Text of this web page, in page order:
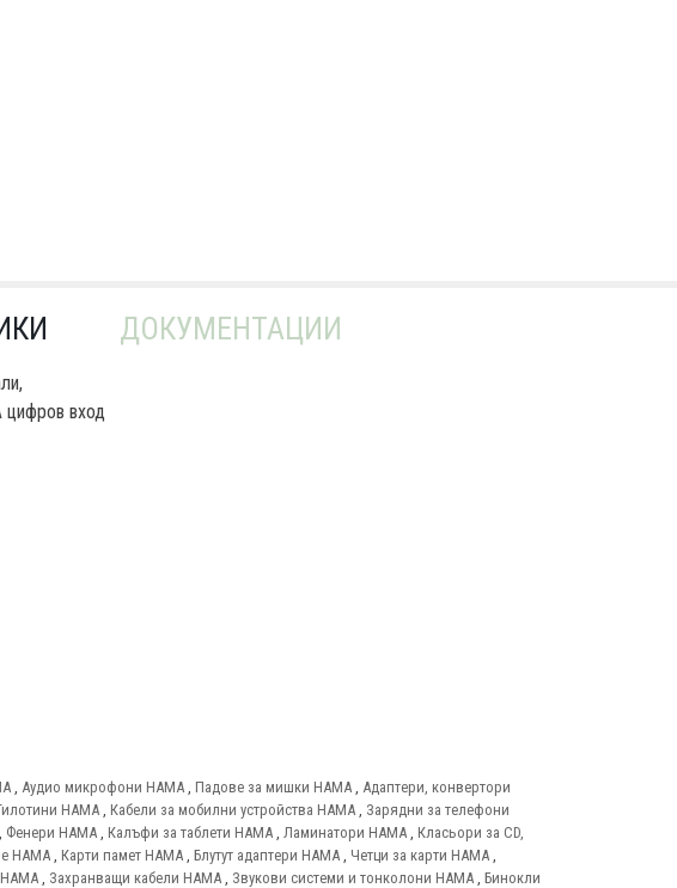
ДОКУМЕНТАЦИИ
цифров вход
Аудио микрофони HAMA Падове за мишки HAMA
Адаптери, конвертори
HAMA Кабели за мобилни устройства HAMA
Зарядни за телефони
Фенери HAMA Калъфи за таблети HAMA Ламинатори HAMA
Класьори за CD,
HAMA Карти памет HAMA Блутут адаптери HAMA Четци за карти HAMA
Захранващи кабели HAMA Звукови системи и тонколони HAMA Бинокли